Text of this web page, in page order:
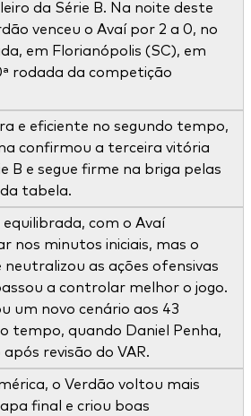
da Série B. Na noite deste
venceu o Avaí por 2 a 0, no
em Florianópolis (SC), em
rodada da competição
e eficiente no segundo tempo,
confirmou a terceira vitória
B e segue firme na briga pelas
tabela.
com o Avaí
nos minutos iniciais, mas o
as ações ofensivas
a controlar melhor o jogo.
um novo cenário aos 43
tempo, quando Daniel Penha,
revisão do VAR.
o Verdão voltou mais
final e criou boas